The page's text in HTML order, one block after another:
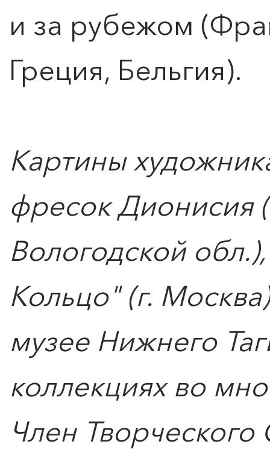
ПОИСК ПО МЕРОПРИЯТИЯМ
и за рубежом
Греция, Бельгия).
Картины
фресок Дионисия
Вологодской
Кольцо" (г.
музее Нижнего
коллекциях во
Член